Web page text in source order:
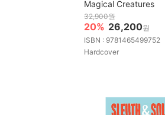
Magical Creatures
32,900원
20% 26,200원
ISBN : 9781465499752
Hardcover